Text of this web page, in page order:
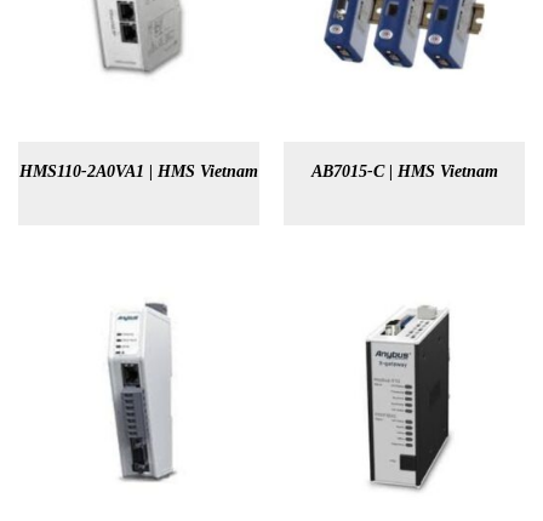
HMS110-2A0VA1 | HMS Vietnam AB7015-C | HMS Vietnam